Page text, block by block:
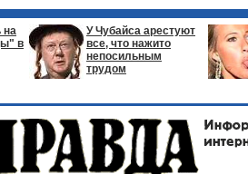
на
в
У Чубайса арестуют
все, что нажито
непосильным
трудом